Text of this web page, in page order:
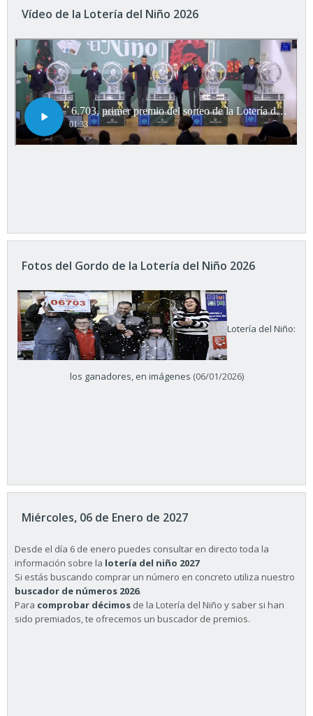
Vídeo de la Lotería del Niño 2026
Fotos del Gordo de la Lotería del Niño 2026
Lotería del Niño:
los ganadores, en imágenes (06/01/2026)
Miércoles, 06 de Enero de 2027
Desde el día 6 de enero puedes consultar en directo toda la
información sobre la lotería del niño 2027
Si estás buscando comprar un número en concreto utiliza nuestro
buscador de números 2026.
Para comprobar décimos de la Lotería del Niño y saber si han
sido premiados, te ofrecemos un buscador de premios.